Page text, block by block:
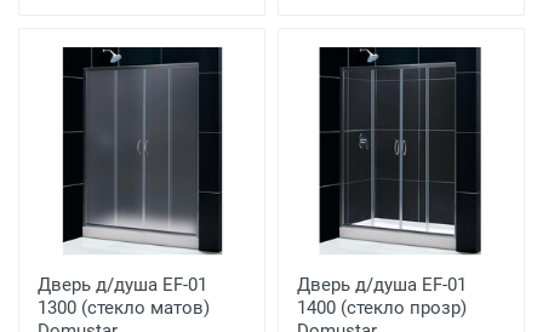
Дверь д/душа EF-01
1300 (стекло матов)
Дверь д/душа EF-01
1400 (стекло прозр)